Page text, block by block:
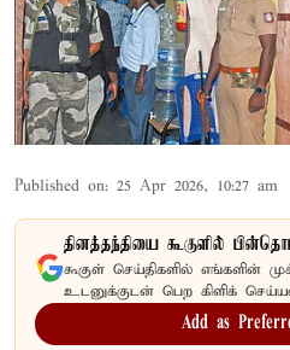
Published on: 25 Apr 2026, 10:27 am
தினத்தந்தியை கூகுளில்
கூகுள் செய்திகளில் எங்களின்
உடனுக்குடன் பெற கிளிக்
Add as